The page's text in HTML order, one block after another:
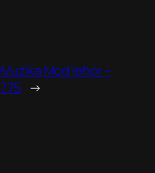
Mużika Mod Ieħor –
775 →